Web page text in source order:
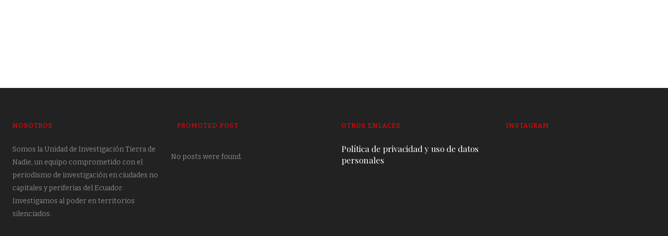
NOSOTROS
Somos la Unidad de Investigación Tierra de
Nadie, un equipo comprometido con el
periodismo de investigación en ciudades no
capitales y periferias del Ecuador.
Investigamos al poder en territorios
silenciados.
PROMOTED POST
No posts were found.
OTROS ENLACES
Política de privacidad y uso de datos
personales
INSTAGRAM